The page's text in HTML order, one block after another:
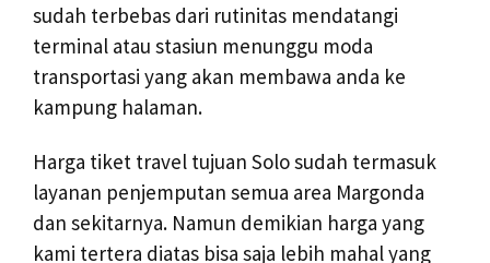
sudah terbebas dari rutinitas mendatangi
terminal atau stasiun menunggu moda
transportasi yang akan membawa anda ke
kampung halaman.
Harga tiket travel tujuan Solo sudah termasuk
layanan penjemputan semua area Margonda
dan sekitarnya. Namun demikian harga yang
kami tertera diatas bisa saja lebih mahal yang